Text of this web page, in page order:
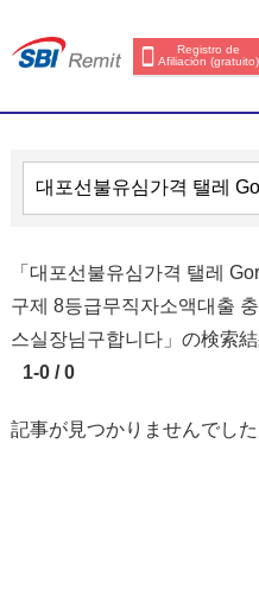
Registro de
Afiliación (gratuito)
「대포선불유심가격 탤레
구제 8등급무직자소액대출
스실장님구합니다」の検索
1-0 / 0
記事が見つかりませんでした